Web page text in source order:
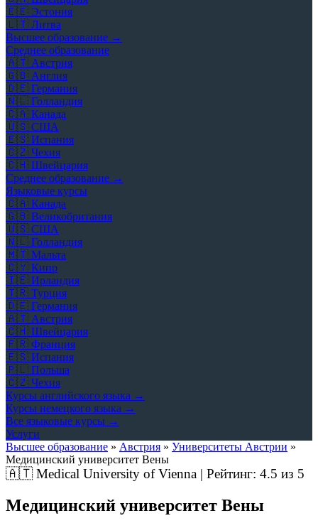
🇪🇪 Эстония
🇱🇹 Литва
Высшее образование →
Среднее образование
🇦🇹 Австрия
🇬🇧 Англия
🇩🇪 Германия
🇳🇱 Голландия
🇨🇦 Канада
🇺🇸 США
🇪🇸 Испания
🇨🇿 Чехия
🇨🇭 Швейцария
Среднее образование →
Языковые курсы
🇨🇦 Канада
🇬🇧 Великобритания
🇺🇸 США
🇳🇱 Голландия
🇲🇹 Мальта
🇨🇾 Кипр
🇮🇪 Ирландия
🇹🇷 Турция
🇩🇪 Германия
🇦🇹 Австрия
🇨🇭 Швейцария
🇫🇷 Франция
🇪🇸 Испания
🇵🇱 Польша
🇨🇿 Чехия
Курсы английского языка →
Курсы немецкого языка →
Все языковые курсы →
Услуги
Высшее образование » Австрия » Университеты Австрии »
Медицинский университет Вены
🇦🇹Medical University of Vienna | Рейтинг: 4.5 из 5
Медицинский университет Вены